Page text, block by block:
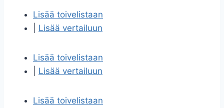
Lisää toivelistaan
Lisää vertailuun
Lisää toivelistaan
Lisää vertailuun
Lisää toivelistaan